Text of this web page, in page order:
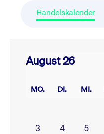
Handelskalender
August 26
MO. DI. MI.
3
4 5